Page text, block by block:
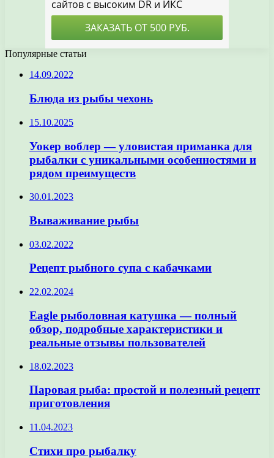
Популярные статьи
14.09.2022
Блюда из рыбы чехонь
15.10.2025
Уокер воблер — уловистая приманка для
рыбалки с уникальными особенностями и
рядом преимуществ
30.01.2023
Вываживание рыбы
03.02.2022
Рецепт рыбного супа с кабачками
22.02.2024
Eagle рыболовная катушка — полный
обзор, подробные характеристики и
реальные отзывы пользователей
18.02.2023
Паровая рыба: простой и полезный рецепт
приготовления
11.04.2023
Стихи про рыбалку